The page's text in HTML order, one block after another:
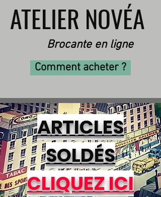
ATELIER NOVÉA
Brocante en ligne
Comment acheter ?
ARTICLES
SOLDÉS
CLIQUEZ ICI